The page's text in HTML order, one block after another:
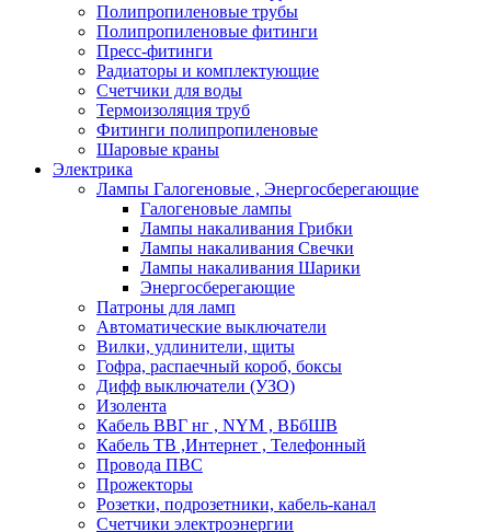
Полипропиленовые трубы
Полипропиленовые фитинги
Пресс-фитинги
Радиаторы и комплектующие
Счетчики для воды
Термоизоляция труб
Фитинги полипропиленовые
Шаровые краны
Электрика
Лампы Галогеновые , Энергосберегающие
Галогеновые лампы
Лампы накаливания Грибки
Лампы накаливания Свечки
Лампы накаливания Шарики
Энергосберегающие
Патроны для ламп
Автоматические выключатели
Вилки, удлинители, щиты
Гофра, распаечный короб, боксы
Дифф выключатели (УЗО)
Изолента
Кабель ВВГ нг , NYM , ВБбШВ
Кабель ТВ ,Интернет , Телефонный
Провода ПВС
Прожекторы
Розетки, подрозетники, кабель-канал
Счетчики электроэнергии